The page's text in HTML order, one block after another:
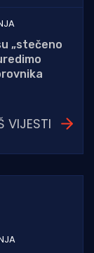
„stečeno
VIJESTI